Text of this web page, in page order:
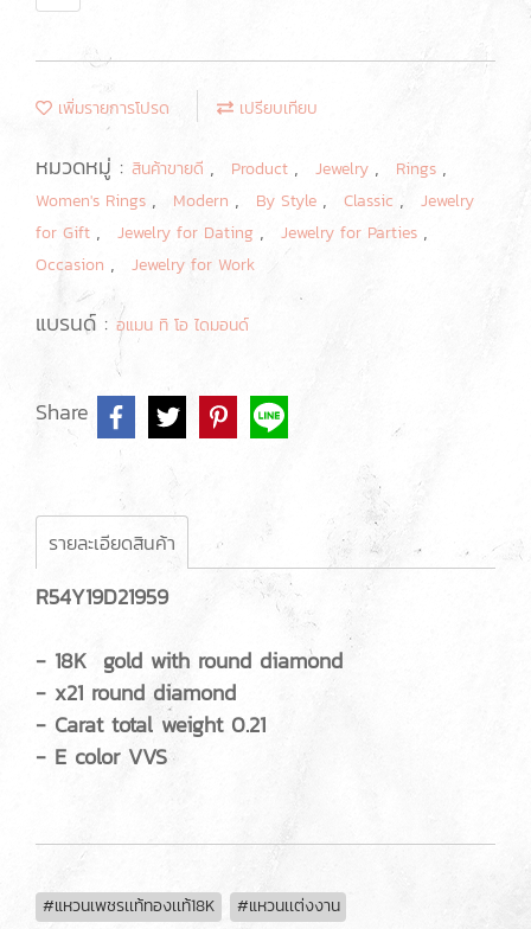
เพิ่มรายการโปรด เปรียบเทียบ
หมวดหมู่ : สินค้าขายดี , Product , Jewelry , Rings ,
Women's Rings , Modern , By Style , Classic ,
Jewelry
for Gift , Jewelry for Dating , Jewelry for Parties ,
Occasion , Jewelry for Work
แบรนด์ : อแมน ทิ โอ ไดมอนด์
Share
รายละเอียดสินค้า
R54Y19D21959
- 18K gold with round diamond
- x21 round diamond
- Carat total weight 0.21
- E color VVS
#แหวนเพชรเเท้ทองเเท้18K
#แหวนเเต่งงาน